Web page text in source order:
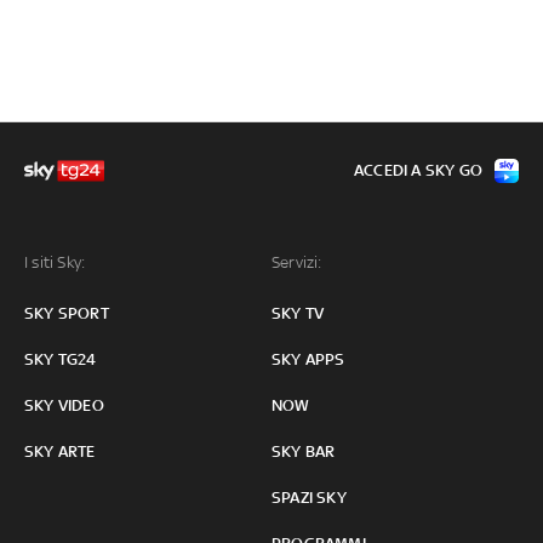
I siti Sky:
SKY SPORT
SKY TG24
SKY VIDEO
SKY ARTE
Servizi:
SKY TV
SKY APPS
NOW
SKY BAR
SPAZI SKY
ACCEDI A SKY GO